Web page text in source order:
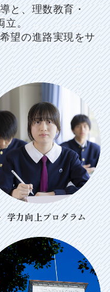
と、理数教育・
立。
望の進路実現をサ
学力向上プログラム